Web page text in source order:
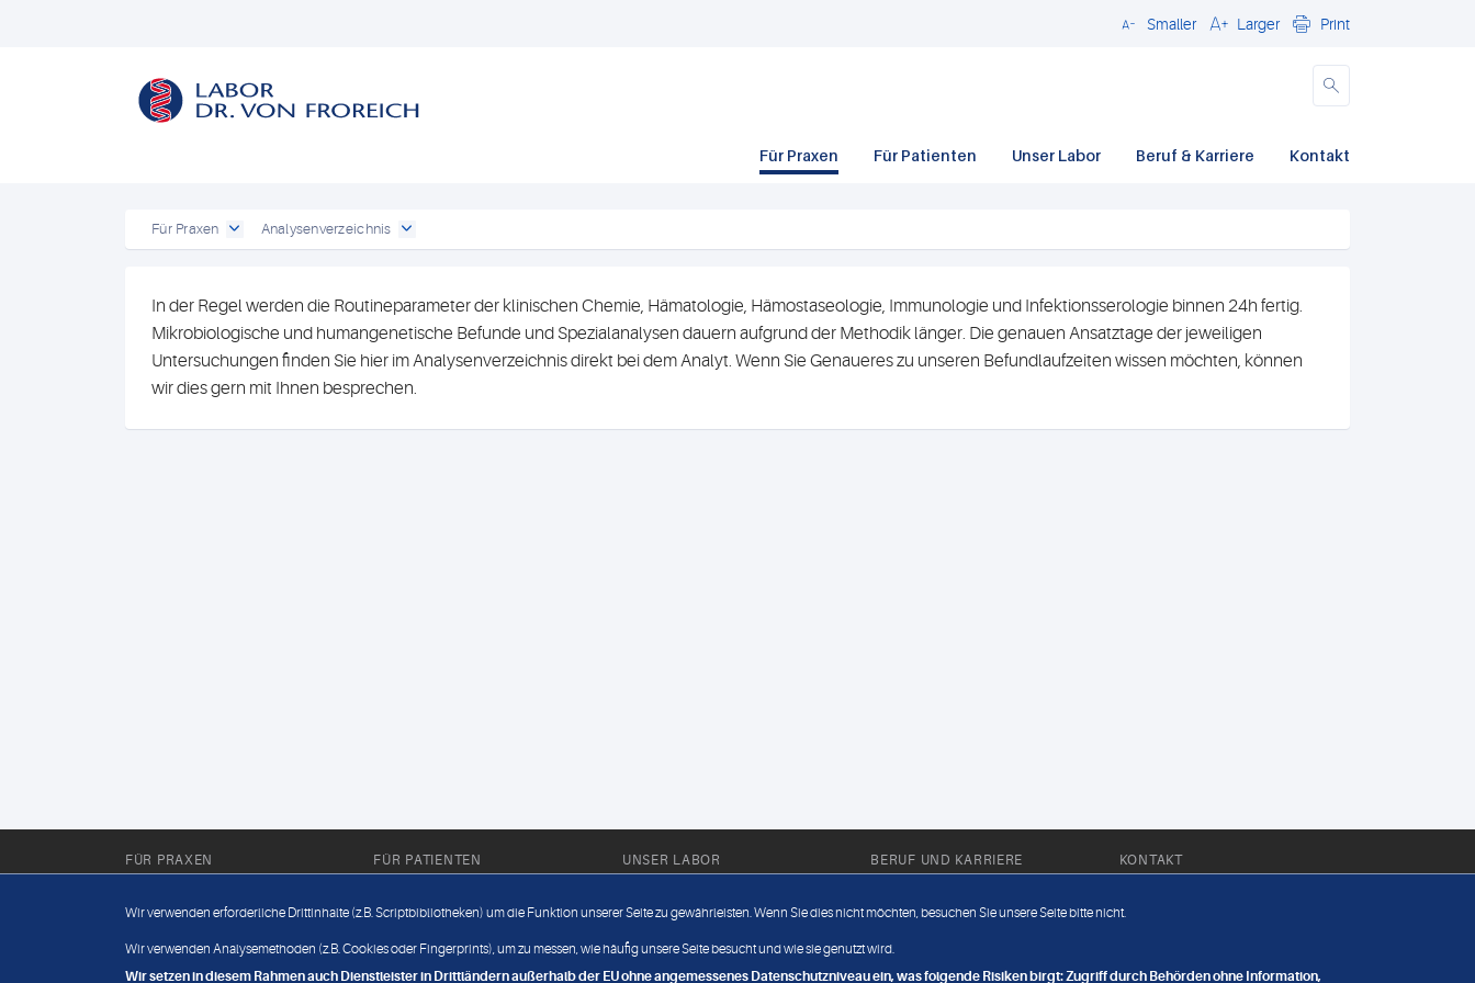
CloseSmaller Larger Print
Für Praxen Für Patienten Unser Labor Beruf & Karriere Kontakt
Für Praxen Analysenverzeichnis
In der Regel werden die Routineparameter der klinischen Chemie, Hämatologie, Hämostaseologie, Immunologie und Infektionsserologie binnen 24h fertig.
Mikrobiologische und humangenetische Befunde und Spezialanalysen dauern aufgrund der Methodik länger. Die genauen Ansatztage der jeweiligen
Untersuchungen finden Sie hier im Analysenverzeichnis direkt bei dem Analyt. Wenn Sie Genaueres zu unseren Befundlaufzeiten wissen möchten, können
wir dies gern mit Ihnen besprechen.
FÜR PRAXEN FÜR PATIENTEN UNSER LABOR
Außendienst
BERUF UND KARRIERE
Jobangebote
KONTAKT
Datenschutz
Wir verwenden erforderliche Drittinhalte (z.B. Scriptbibliotheken) um die Funktion unserer Seite zu gewährleisten. Wenn Sie dies nicht möchten, besuchen Sie unsere Seite bitte nicht.
Wir verwenden Analysemethoden (z.B. Cookies oder Fingerprints), um zu messen, wie häufig unsere Seite besucht und wie sie genutzt wird.
Wir setzen in diesem Rahmen auch Dienstleister in Drittländern außerhalb der EU ohne angemessenes Datenschutzniveau ein, was folgende Risiken birgt: Zugriff durch Behörden ohne Information,